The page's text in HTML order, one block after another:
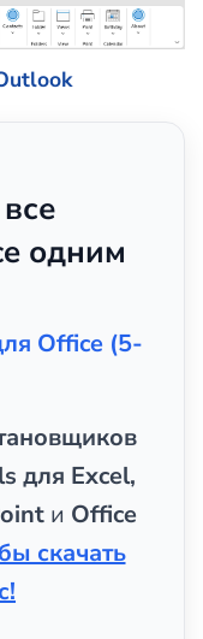
одним
Office (5-
для Excel,
и Office
скачать